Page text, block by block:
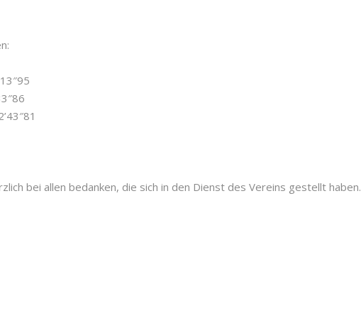
bei allen bedanken, die sich in den Dienst des Vereins gestellt haben.